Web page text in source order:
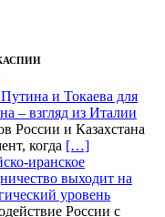
и Токаева для
– взгляд из Италии
России и Казахстана
когда […]
иранское
выходит на
уровень
России с